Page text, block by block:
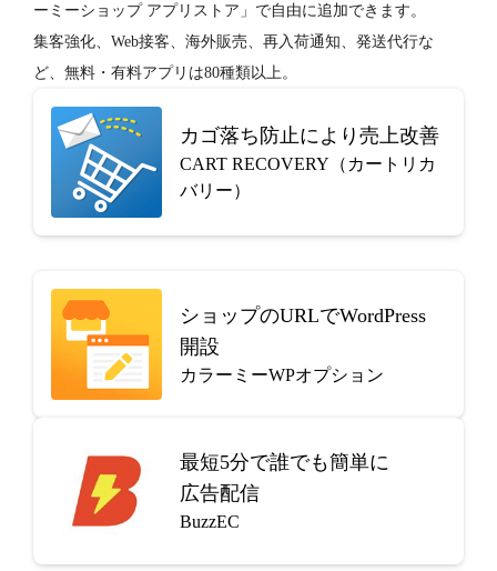
ーミーショップ アプリストア」で自由に追加できます。
集客強化、Web接客、海外販売、再入荷通知、発送代行な
ど、無料・有料アプリは80種類以上。
カゴ落ち防止により売上改善
CART RECOVERY（カートリカ
バリー）
ショップのURLでWordPress
開設
カラーミーWPオプション
最短5分で誰でも簡単に
広告配信
BuzzEC